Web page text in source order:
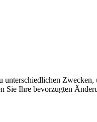
Ihre bevorzugten